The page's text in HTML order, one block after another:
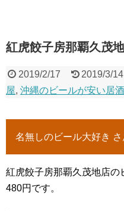
紅虎餃子房那覇久茂
2019/2/17 2019/3/14
屋, 沖縄のビールが安い居
名無しのビール大好き
紅虎餃子房那覇久茂地店の
480円です。